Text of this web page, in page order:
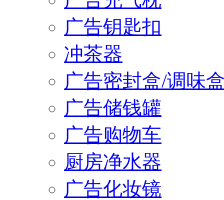
广告钥匙扣
冲茶器
广告密封盒/调味
广告储钱罐
广告购物车
厨房净水器
广告化妆镜